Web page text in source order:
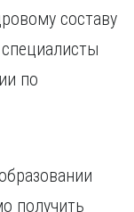
составу
по
получить